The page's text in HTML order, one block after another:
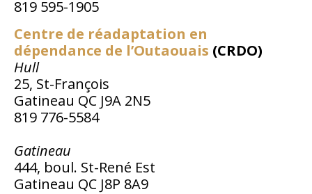
819 595-1905
Centre de réadaptation en
dépendance de l’Outaouais (CRDO)
Hull
25, St-François
Gatineau QC J9A 2N5
819 776-5584
Gatineau
444, boul. St-René Est
Gatineau QC J8P 8A9